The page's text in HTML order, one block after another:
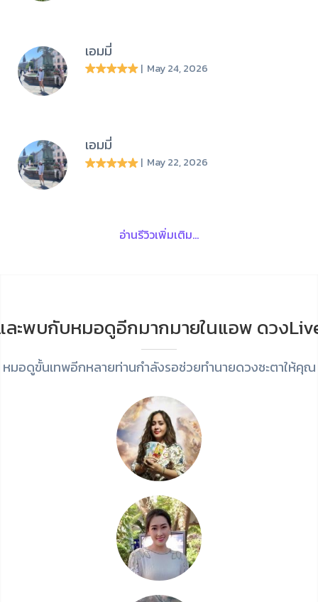
เอมมี่
| May 24, 2026
เอมมี่
| May 22, 2026
อ่านรีวิวเพิ่มเติม...
ละพบกับหมอดูอีกมากมายในแอพ ดวง
หมอดูขั้นเทพอีกหลายท่านกำลังรอช่วยทำนายดวงชะตาให้คุณ